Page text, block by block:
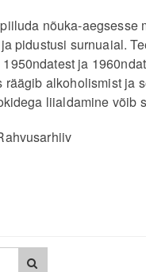
nõuka-
pidustusi surnuaial.
ja
räägib alkoholismist
liialdamine võib